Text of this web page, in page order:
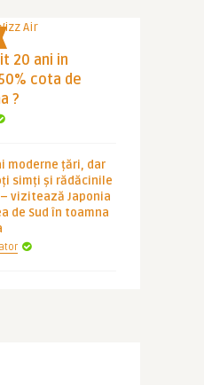
20 ani in
cota de
?
moderne țări, dar
simți și rădăcinile
vizitează Japonia
de Sud în toamna